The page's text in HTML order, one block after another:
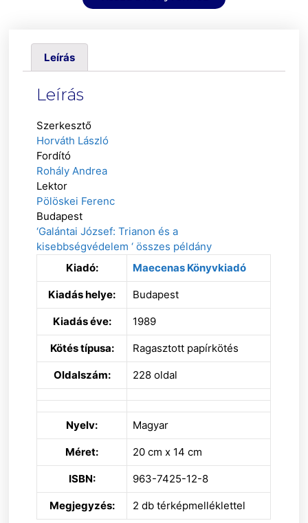
Leírás
Leírás
Szerkesztő
Horváth László
Fordító
Rohály Andrea
Lektor
Pölöskei Ferenc
Budapest
‘Galántai József: Trianon és a
kisebbségvédelem ‘ összes példány
Kiadó:
Maecenas Könyvkiadó
Kiadás helye: Budapest
Kiadás éve: 1989
Kötés típusa: Ragasztott papírkötés
Oldalszám: 228 oldal
Nyelv: Magyar
Méret: 20 cm x 14 cm
ISBN: 963-7425-12-8
Megjegyzés: 2 db térképmelléklettel